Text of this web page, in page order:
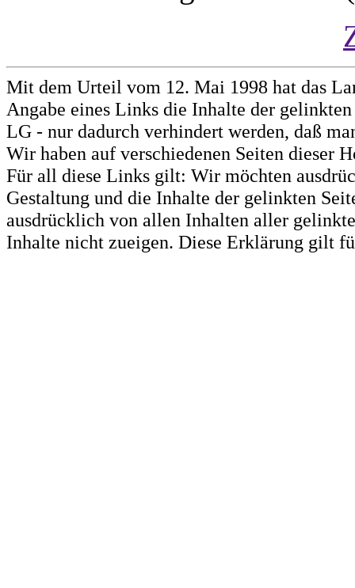
Mit dem Urteil vom 12. Mai 1998 hat das
Angabe eines Links die Inhalte der
LG - nur dadurch verhindert werden, daß
Wir haben auf verschiedenen Seiten dieser
Für all diese Links gilt: Wir möchten
Gestaltung und die Inhalte der gelinkten
ausdrücklich von allen Inhalten aller
Inhalte nicht zueigen. Diese Erklärung gilt